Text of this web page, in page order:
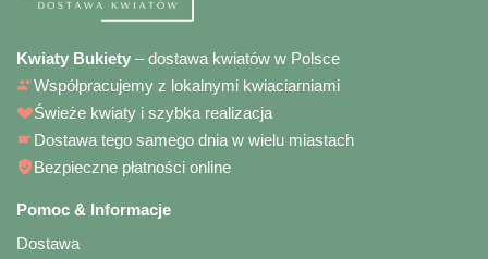
Kwiaty Bukiety – dostawa kwiatów w Polsce
Współpracujemy z lokalnymi kwiaciarniami
Świeże kwiaty i szybka realizacja
Dostawa tego samego dnia w wielu miastach
Bezpieczne płatności online
Pomoc & Informacje
Dostawa